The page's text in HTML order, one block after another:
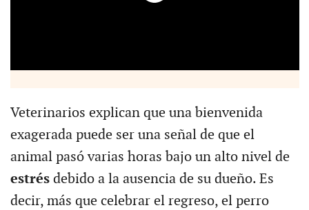
Veterinarios explican que una bienvenida
exagerada puede ser una señal de que el
animal pasó varias horas bajo un alto nivel de
estrésdebido a la ausencia de su dueño. Es
decir, más que celebrar el regreso, el perro